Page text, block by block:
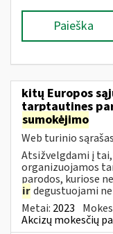
Paieška
kitų Europos
tarptautines
sumokėjimo
Web turinio sąrašas
Atsižvelgdami į
organizuojamos
parodos, kuriose
irdegustuojami
Metai: 2023
Akcizų mokesčių